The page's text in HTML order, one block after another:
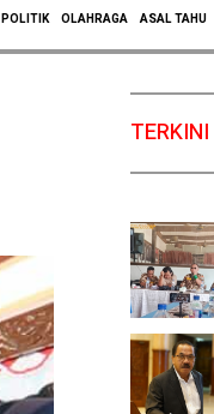
POLITIK OLAHRAGA ASAL TAHU
TERKINI